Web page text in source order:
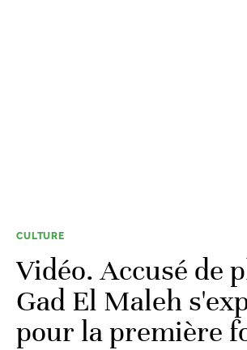
CULTURE
Vidéo. Accusé de
Gad El Maleh
pour la première